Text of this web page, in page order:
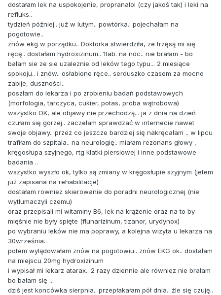
dostałam lek na uspokojenie, propranalol (czy jakoś tak) i leki na
refluks..
tydzień później.. już w lutym.. powtórka.. pojechałam na
pogotowie..
znów ekg w porządku.. Doktorka stwierdziła, ze trzęsą mi się
ręcę.. dostałam hydroxizinum.. 1tab. na noc.. nie brałam - bo
bałam sie ze sie uzaleznie od leków tego typu... 2 miesiące
spokoju.. i znów.. osłabione ręce.. serduszko czasem za mocno
zabije, duszności..
poszłam do lekarza i po zrobieniu badań podstawowych
(morfologia, tarczyca, cukier, potas, próba wątrobowa)
wszystko OK, ale objawy nie przechodzą... ja z dnia na dzień
czułam się gorzej.. zaczełam sprawdzać w internecie nawet
swoje objawy.. przez co jeszcze bardziej się nakręcałam .. w lipcu
trafiłam do szpitala.. na neurologię.. miałam rezonans głowy ,
kręgosłupa szyjnego, rtg klatki piersiowej i inne podstawowe
badania ..
wszystko wyszło ok, tylko są zmiany w kręgosłupie szyjnym (jetem
już zapisana na rehabilitacje)
dostałam rowniez skierowanie do poradni neurologicznej (nie
wytlumaczyli czemu)
oraz przepisali mi witaminy B6, lek na krążenie oraz na to by
mięśnie nie były spięte (flunarizinum, tizanor, urydynox)
po wybraniu leków nie ma poprawy, a kolejna wizyta u lekarza na
30września..
potem wylądowałam znów na pogotowiu.. znów EKG ok.. dostałam
na miejscu 20mg hydroxizinum
i wypisał mi lekarz atarax.. 2 razy dziennie ale równiez nie brałam
bo bałam się ...
dziś jest koncówka sierpnia.. przepłakałam pół dnia.. źle się czuję..